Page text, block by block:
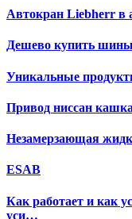
Автокран Liebherr в
Дешево купить
Уникальные
Привод ниссан
Незамерзающая
ESAB
Как работает и как
уси…